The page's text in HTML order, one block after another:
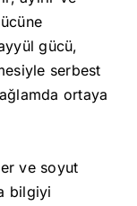
gücü,
serbest
ortaya
ve soyut
bilgiyi